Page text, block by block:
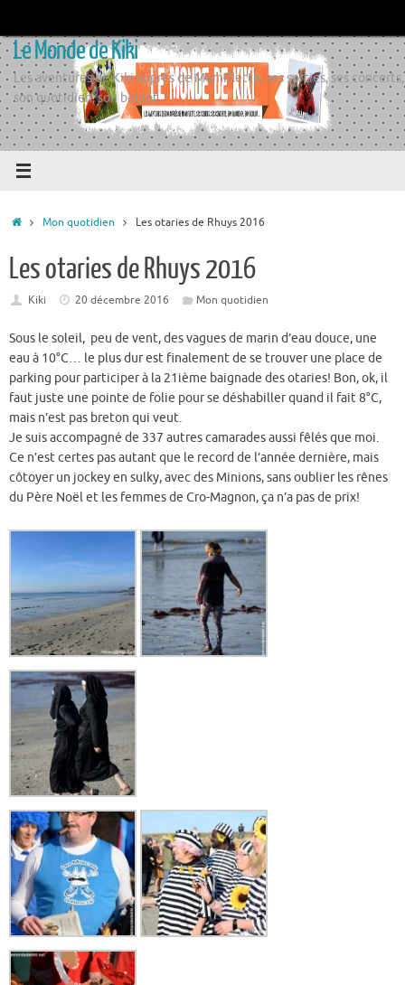
contenu
Le Monde de Kiki
Les aventures de Kiki auprès de Momiflette, ses sorties, ses concerts,
son quotidien, son boulot
Accueil
Mon quotidien Les otaries de Rhuys 2016
Les otaries de Rhuys 2016
Kiki 20 décembre 2016 Mon quotidien
Sous le soleil, peu de vent, des vagues de marin d’eau douce, une
eau à 10°C… le plus dur est finalement de se trouver une place de
parking pour participer à la 21ième baignade des otaries! Bon, ok, il
faut juste une pointe de folie pour se déshabiller quand il fait 8°C,
mais n’est pas breton qui veut.
Je suis accompagné de 337 autres camarades aussi fêlés que moi.
Ce n’est certes pas autant que le record de l’année dernière, mais
côtoyer un jockey en sulky, avec des Minions, sans oublier les rênes
du Père Noël et les femmes de Cro-Magnon, ça n’a pas de prix!